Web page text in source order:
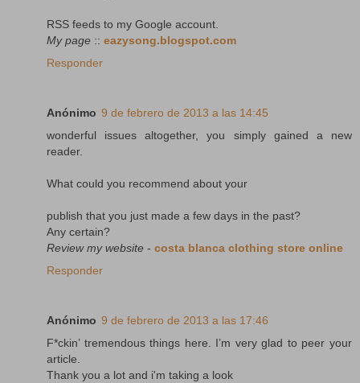
RSS feeds to my Google account.
My page :: eazysong.blogspot.com
Responder
Anónimo 9 de febrero de 2013 a las 14:45
wonderful issues altogether, you simply gained a new
reader.
What could you recommend about your
publish that you just made a few days in the past?
Any certain?
Review my website - costa blanca clothing store online
Responder
Anónimo 9 de febrero de 2013 a las 17:46
F*ckin’ tremendous things here. I’m very glad to peer your
article.
Thank you a lot and i'm taking a look